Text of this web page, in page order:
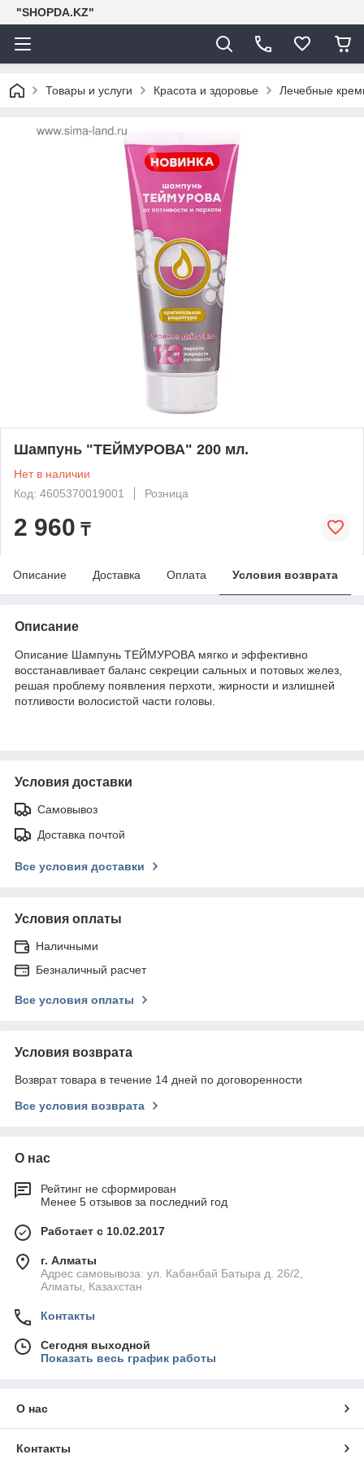
"SHOPDA.KZ"
Товары и услуги Красота и здоровье Лечебные
Шампунь "ТЕЙМУРОВА" 200 мл.
Нет в наличии
Код: 4605370019001
Розница
2 960 ₸
Описание Доставка Оплата Условия возврата
Описание
Описание Шампунь ТЕЙМУРОВА мягко и эффективно
восстанавливает баланс секреции сальных и потовых желез,
решая проблему появления перхоти, жирности и излишней
потливости волосистой части головы.
Условия доставки
Самовывоз
Доставка почтой
Все условия доставки
Условия оплаты
Наличными
Безналичный расчет
Все условия оплаты
Условия возврата
Возврат товара в течение 14 дней по договоренности
Все условия возврата
О нас
Рейтинг не сформирован
Менее 5 отзывов за последний год
Работает с 10.02.2017
г. Алматы
Адрес самовывоза: ул. Кабанбай Батыра д. 26/2,
Алматы, Казахстан
Контакты
Сегодня выходной
Показать весь график работы
О нас
Контакты